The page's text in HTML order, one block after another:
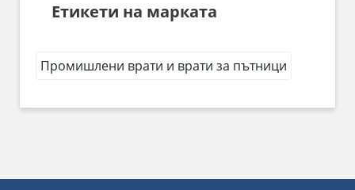
Етикети на марката
Промишлени врати и врати за пътници